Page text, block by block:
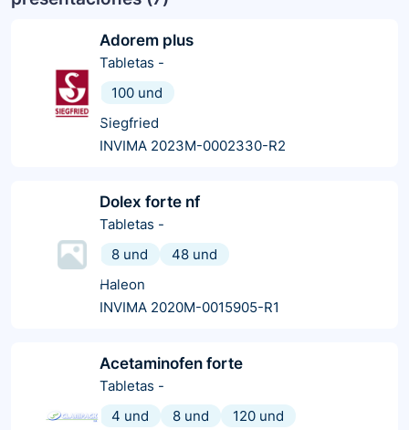
Adorem plus
Tabletas -
100 und
Siegfried
INVIMA 2023M-0002330-R2
Dolex forte nf
Tabletas -
8 und
48 und
Haleon
INVIMA 2020M-0015905-R1
Acetaminofen forte
Tabletas -
4 und
8 und
120 und